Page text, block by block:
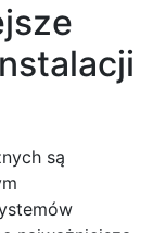
są